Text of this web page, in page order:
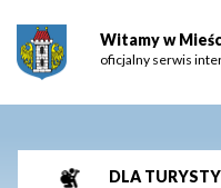
Witamy w
oficjalny serwis
DLA TURYSTY